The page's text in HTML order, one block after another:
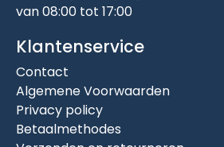
van 08:00 tot 17:00
Klantenservice
Contact
Algemene Voorwaarden
Privacy policy
Betaalmethodes